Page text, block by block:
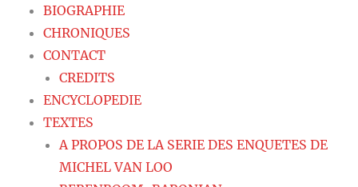
BIOGRAPHIE
CHRONIQUES
CONTACT
CREDITS
ENCYCLOPEDIE
TEXTES
A PROPOS DE LA SERIE DES ENQUETES DE
MICHEL VAN LOO